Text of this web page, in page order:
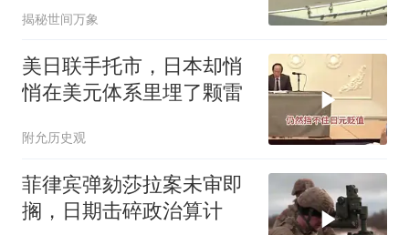
揭秘世间万象
美日联手托市，日本却悄
悄在美元体系里埋了颗雷
附允历史观
菲律宾弹劾莎拉案未审即
搁，日期击碎政治算计